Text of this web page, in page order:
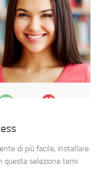
di più facile, installare
questa selezione temi